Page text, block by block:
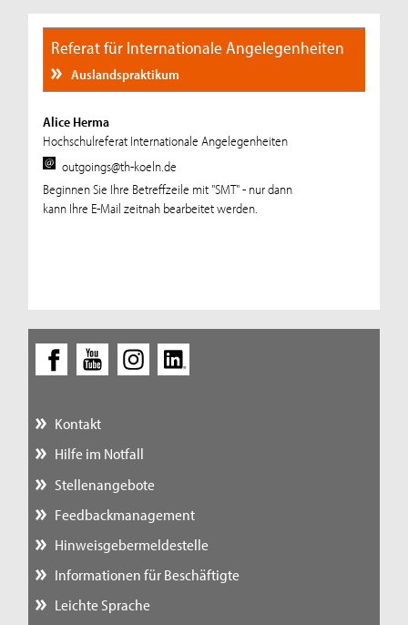
Referat für Internationale Angelegenheiten
Auslandspraktikum
Alice Herma
Hochschulreferat Internationale Angelegenheiten
outgoings@th-koeln.de
Beginnen Sie Ihre Betreffzeile mit "SMT" - nur dann
kann Ihre E-Mail zeitnah bearbeitet werden.
Kontakt
Hilfe im Notfall
Stellenangebote
Feedbackmanagement
Hinweisgebermeldestelle
Informationen für Beschäftigte
Leichte Sprache